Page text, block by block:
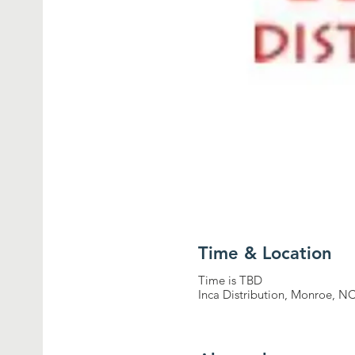
Time & Location
Time is TBD
Inca Distribution, Monroe,